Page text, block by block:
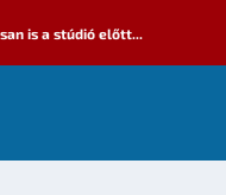
is a stúdió előtt...